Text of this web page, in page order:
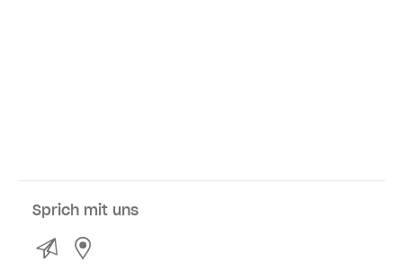
Sprich mit uns
Kontakt